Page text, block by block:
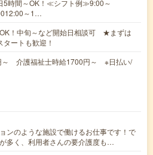
5時間～OK！≪シフト例≫9:00～
～1…
OK！中旬～など開始日相談可 ★まずは
ートも歓迎！
～ 介護福祉士時給1700円～ ※日払い/
ンのような施設で働けるお仕事です！で
多く、利用者さんの要介護度も…